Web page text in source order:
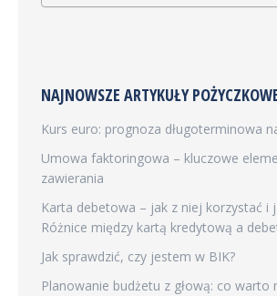
NAJNOWSZE ARTYKUŁY
Kurs euro: prognoza długoterminowa
Umowa faktoringowa – kluczowe
zawierania
Karta debetowa – jak z niej korzystać i
Różnice między kartą kredytową a
Jak sprawdzić, czy jestem w BIK?
Planowanie budżetu z głową: co warto